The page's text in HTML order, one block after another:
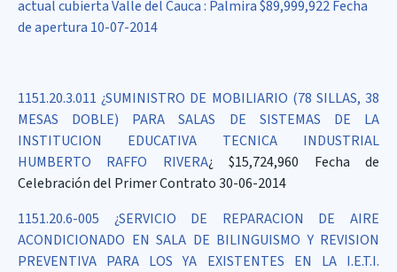
actual cubierta Valle del Cauca : Palmira $89,999,922 Fecha
de apertura 10-07-2014
1151.20.3.011 ¿SUMINISTRO DE MOBILIARIO (78 SILLAS, 38
MESAS DOBLE) PARA SALAS DE SISTEMAS DE LA
INSTITUCION EDUCATIVA TECNICA INDUSTRIAL
HUMBERTO RAFFO RIVERA¿ $15,724,960 Fecha de
Celebración del Primer Contrato 30-06-2014
1151.20.6-005 ¿SERVICIO DE REPARACION DE AIRE
ACONDICIONADO EN SALA DE BILINGUISMO Y REVISION
PREVENTIVA PARA LOS YA EXISTENTES EN LA I.E.T.I.